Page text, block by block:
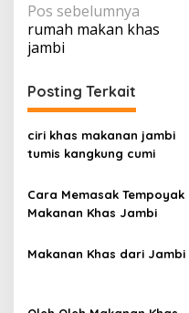
N
a
v
i
g
a
s
i
p
o
Pos sebelumnya
rumah makan khas
jambi
Posting Terkait
ciri khas makanan jambi
tumis kangkung cumi
Cara Memasak Tempoyak
Makanan Khas Jambi
Makanan Khas dari Jambi